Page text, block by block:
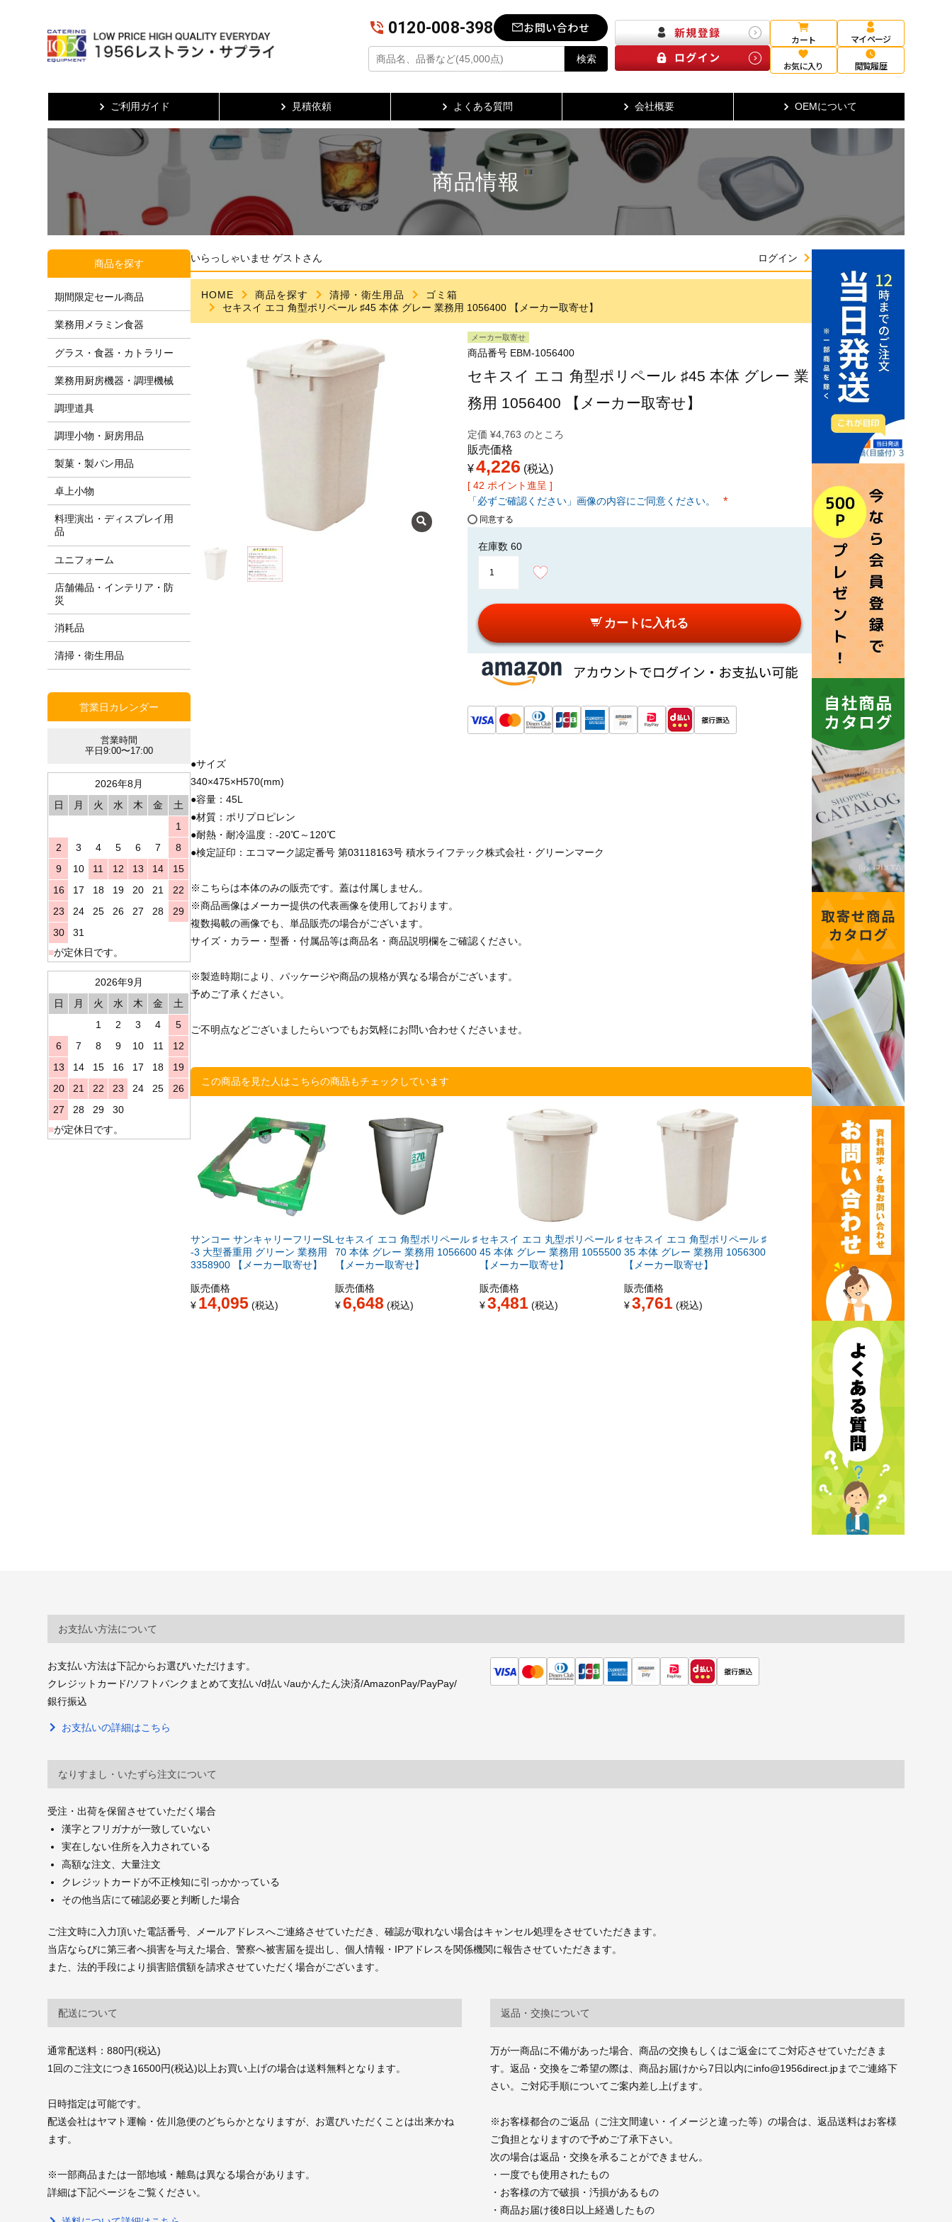
0120-008-398 お問い合わせ
検索
カート マイページ
お気に入り 閲覧履歴
ご利用ガイド 見積依頼 よくある質問 会社概要 OEMについて
商品情報
商品を探す
期間限定セール商品
業務用メラミン食器
グラス・食器・カトラリー
業務用厨房機器・調理機械
調理道具
調理小物・厨房用品
製菓・製パン用品
卓上小物
料理演出・ディスプレイ用
品
ユニフォーム
店舗備品・インテリア・防
災
消耗品
清掃・衛生用品
営業日カレンダー
営業時間
平日9:00〜17:00
2026年8月
日
月 火 水 木 金
土
1
2
3 4 5 6 7
8
9
10 11 12 13 14
15
16
17 18 19 20 21
22
23
24 25 26 27 28
29
30
31
■が定休日です。
2026年9月
日
月 火 水 木 金
土
1
2 3 4
5
6
7 8 9 10 11
12
13
14 15 16 17 18
19
20
21 22 23 24 25
26
27
28 29
30
■が定休日です。
いらっしゃいませ ゲストさん ログイン
HOME 商品を探す 清掃・衛生用品
ゴミ箱
セキスイ エコ 角型ポリペール ♯45 本体 グレー 業務用 1056400 【メーカー取寄せ】
メーカー取寄せ
商品番号 EBM-1056400
セキスイ エコ 角型ポリペール ♯45 本体 グレー 業
務用 1056400 【メーカー取寄せ】
定価 ¥4,763 のところ
販売価格
¥4,226 税込
[ 42 ポイント進呈 ]
「必ずご確認ください」画像の内容にご同意ください。
同意する
在庫数 60
カートに入れる
●サイズ
340×475×H570(mm)
●容量：45L
●材質：ポリプロピレン
●耐熱・耐冷温度：-20℃～120℃
●検定証印：エコマーク認定番号 第03118163号 積水ライフテック株式会社・グリーンマーク
※こちらは本体のみの販売です。蓋は付属しません。
※商品画像はメーカー提供の代表画像を使用しております。
複数掲載の画像でも、単品販売の場合がございます。
サイズ・カラー・型番・付属品等は商品名・商品説明欄をご確認ください。
※製造時期により、パッケージや商品の規格が異なる場合がございます。
予めご了承ください。
ご不明点などございましたらいつでもお気軽にお問い合わせくださいませ。
この商品を見た人はこちらの商品もチェックしています
サンコー サンキャリーフリーSL
-3 大型番重用 グリーン 業務用
3358900 【メーカー取寄せ】
販売価格
¥ 14,095 税込
セキスイ エコ 角型ポリペール ♯
70 本体 グレー 業務用 1056600
【メーカー取寄せ】
販売価格
¥6,648 税込
セキスイ エコ 丸型ポリペール ♯
45 本体 グレー 業務用 1055500
【メーカー取寄せ】
販売価格
¥3,481 税込
セキスイ エコ 角型ポリペール ♯
35 本体 グレー 業務用 1056300
【メーカー取寄せ】
販売価格
¥3,761 税込
お支払い方法について
お支払い方法は下記からお選びいただけます。
クレジットカード/ソフトバンクまとめて支払い/d払い/auかんたん決済/AmazonPay/PayPay/
銀行振込
お支払いの詳細はこちら
なりすまし・いたずら注文について
受注・出荷を保留させていただく場合
漢字とフリガナが一致していない
実在しない住所を入力されている
高額な注文、大量注文
クレジットカードが不正検知に引っかかっている
その他当店にて確認必要と判断した場合
ご注文時に入力頂いた電話番号、メールアドレスへご連絡させていただき、確認が取れない場合はキャンセル処理をさせていただきます。
当店ならびに第三者へ損害を与えた場合、警察へ被害届を提出し、個人情報・IPアドレスを関係機関に報告させていただきます。
また、法的手段により損害賠償額を請求させていただく場合がございます。
配送について
通常配送料：880円(税込)
1回のご注文につき16500円(税込)以上お買い上げの場合は送料無料となります。
日時指定は可能です。
配送会社はヤマト運輸・佐川急便のどちらかとなりますが、お選びいただくことは出来かね
ます。
※一部商品または一部地域・離島は異なる場合があります。
詳細は下記ページをご覧ください。
返品・交換について
万が一商品に不備があった場合、商品の交換もしくはご返金にてご対応させていただきま
す。返品・交換をご希望の際は、商品お届けから7日以内にinfo@1956direct.jpまでご連絡下
さい。ご対応手順についてご案内差し上げます。
※お客様都合のご返品（ご注文間違い・イメージと違った等）の場合は、返品送料はお客様
ご負担となりますので予めご了承下さい。
次の場合は返品・交換を承ることができません。
・一度でも使用されたもの
・お客様の方で破損・汚損があるもの
・商品お届け後8日以上経過したもの